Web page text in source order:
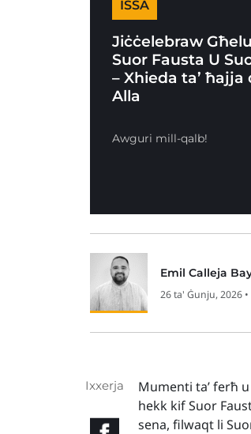
ISSA
Jiċċelebraw
Suor Fausta U
– Xhieda ta’
Alla
Awguri mill-qalb!
Emil Calleja
26 ta' Ġunju, 2026 •
Ixxerja
Mumenti ta’ ferħ
hekk kif Suor
sena, filwaqt li